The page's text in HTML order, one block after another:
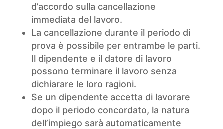
d’accordo sulla cancellazione
immediata del lavoro.
La cancellazione durante il periodo di
prova è possibile per entrambe le parti.
Il dipendente e il datore di lavoro
possono terminare il lavoro senza
dichiarare le loro ragioni.
Se un dipendente accetta di lavorare
dopo il periodo concordato, la natura
dell’impiego sarà automaticamente